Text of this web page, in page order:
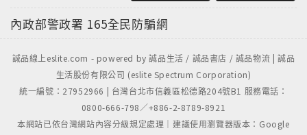
內政部警政署 165全民防騙網
誠品線上eslite.com - powered by 誠品生活 / 誠品書店 / 誠品物流 | 誠品
生活股份有限公司 (eslite Spectrum Corporation)
統一編號：27952966 | 台灣台北市信義區松德路204號B1 服務電話：
0800-666-798／+886-2-8789-8921
本網站已依台灣網站內容分級規定處理｜建議使用瀏覽器版本：Google